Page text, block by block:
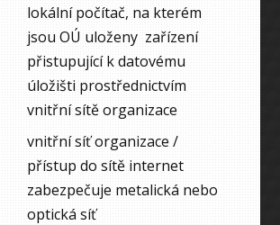
lokální počítač, na kterém
jsou OÚ uloženy zařízení
přistupující k datovému
úložišti prostřednictvím
vnitřní sítě organizace
vnitřní síť organizace /
přístup do sítě internet
zabezpečuje metalická nebo
optická síť